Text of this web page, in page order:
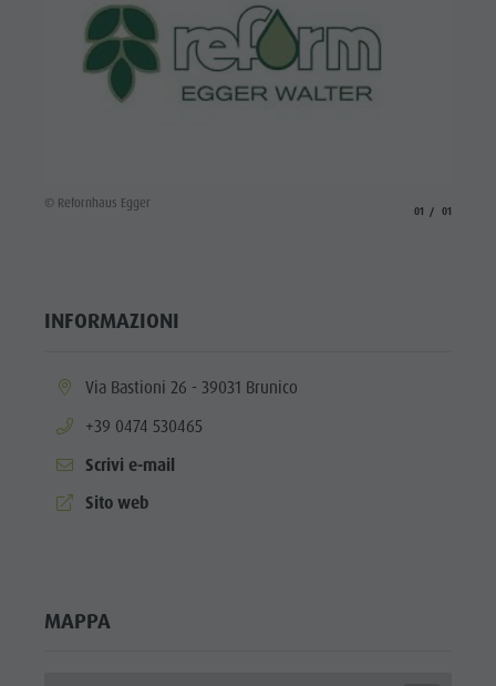
© Refornhaus Egger
01 01
INFORMAZIONI
aria.location:
Via Bastioni 26 - 39031 Brunico
aria.phone:
+39 0474 530465
Scrivi e-mail
aria.website:
Sito web
MAPPA